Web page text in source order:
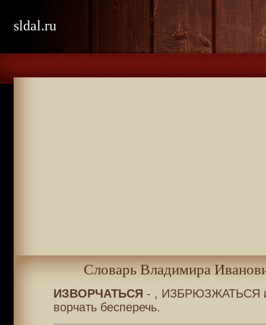
sldal.ru
Словарь Владимира
ИЗВОРЧАТЬСЯ - , ИЗБРЮЗЖАТЬСЯ и
ворчать бесперечь.